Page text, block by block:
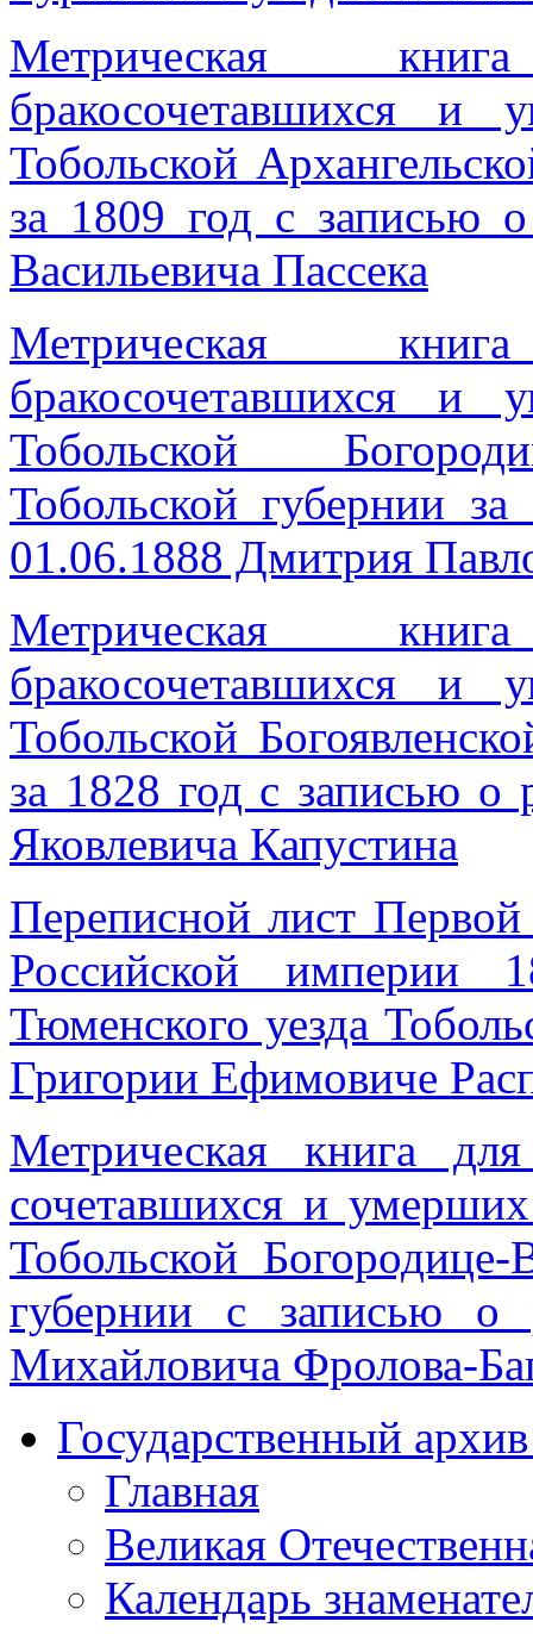
Метрическая
бракосочетавшихся
Тобольской
за 1809 год с записью
Васильевича Пассека
Метрическая
бракосочетавшихся
Тобольской
Тобольской губернии
01.06.1888 Дмитрия
Метрическая
бракосочетавшихся
Тобольской
за 1828 год с записью о
Яковлевича Капустина
Переписной лист
Российской
Тюменского уезда
Григории Ефимовиче
Метрическая книга
сочетавшихся и
Тобольской
губернии с записью о
Михайловича Фролова-
Государственный
Главная
Великая
Календарь